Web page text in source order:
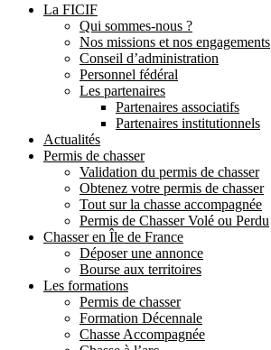
La FICIF
Qui sommes-nous ?
Nos missions et nos engagements
Conseil d’administration
Personnel fédéral
Les partenaires
Partenaires associatifs
Partenaires institutionnels
Actualités
Permis de chasser
Validation du permis de chasser
Obtenez votre permis de chasser
Tout sur la chasse accompagnée
Permis de Chasser Volé ou Perdu
Chasser en Île de France
Déposer une annonce
Bourse aux territoires
Les formations
Permis de chasser
Formation Décennale
Chasse Accompagnée